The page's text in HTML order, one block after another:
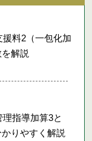
援料2（一包化加
解説
理指導加算3と
りやすく解説